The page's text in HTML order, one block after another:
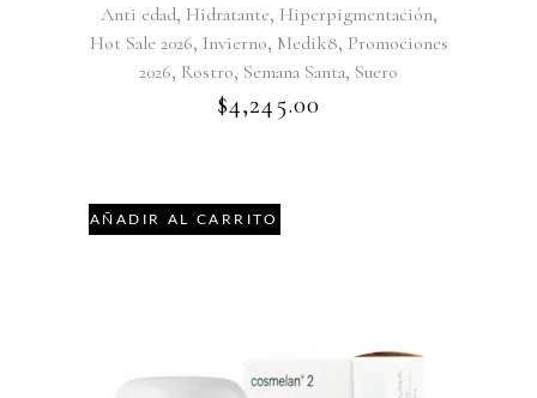
Anti edad, Hidratante, Hiperpigmentación,
Hot Sale 2026, Invierno, Medik8, Promociones
2026, Rostro, Semana Santa, Suero
$4,245.00
AÑADIR AL CARRITO